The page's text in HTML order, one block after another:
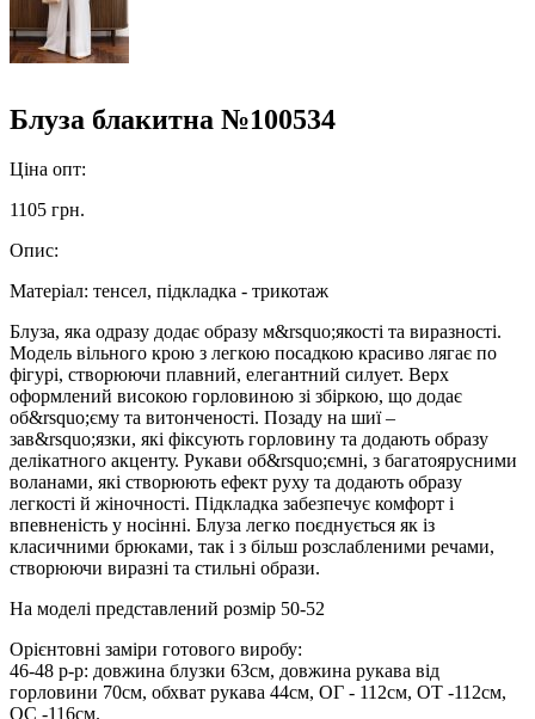
Блуза блакитна №100534
Ціна опт:
1105 грн.
Опис:
Матеріал: тенсел, підкладка - трикотаж
Блуза, яка одразу додає образу м&rsquo;якості та виразності.
Модель вільного крою з легкою посадкою красиво лягає по
фігурі, створюючи плавний, елегантний силует. Верх
оформлений високою горловиною зі збіркою, що додає
об&rsquo;єму та витонченості. Позаду на шиї –
зав&rsquo;язки, які фіксують горловину та додають образу
делікатного акценту. Рукави об&rsquo;ємні, з багатоярусними
воланами, які створюють ефект руху та додають образу
легкості й жіночності. Підкладка забезпечує комфорт і
впевненість у носінні. Блуза легко поєднується як із
класичними брюками, так і з більш розслабленими речами,
створюючи виразні та стильні образи.
На моделі представлений розмір 50-52
Орієнтовні заміри готового виробу:
46-48 р-р: довжина блузки 63см, довжина рукава від
горловини 70см, обхват рукава 44см, ОГ - 112см, ОТ -112см,
OC -116см.